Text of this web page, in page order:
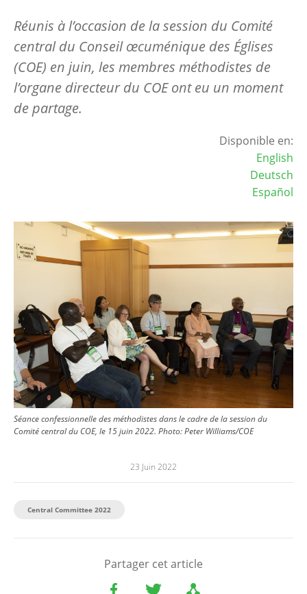
Réunis à l’occasion de la session du Comité
central du Conseil œcuménique des Églises
(COE) en juin, les membres méthodistes de
l’organe directeur du COE ont eu un moment
de partage.
Disponible en:
English
Deutsch
Español
Image
Séance confessionnelle des méthodistes dans le cadre de la session du
Comité central du COE, le 15 juin 2022. Photo:Peter Williams/COE
23 Juin 2022
Central Committee 2022
Partager cet article